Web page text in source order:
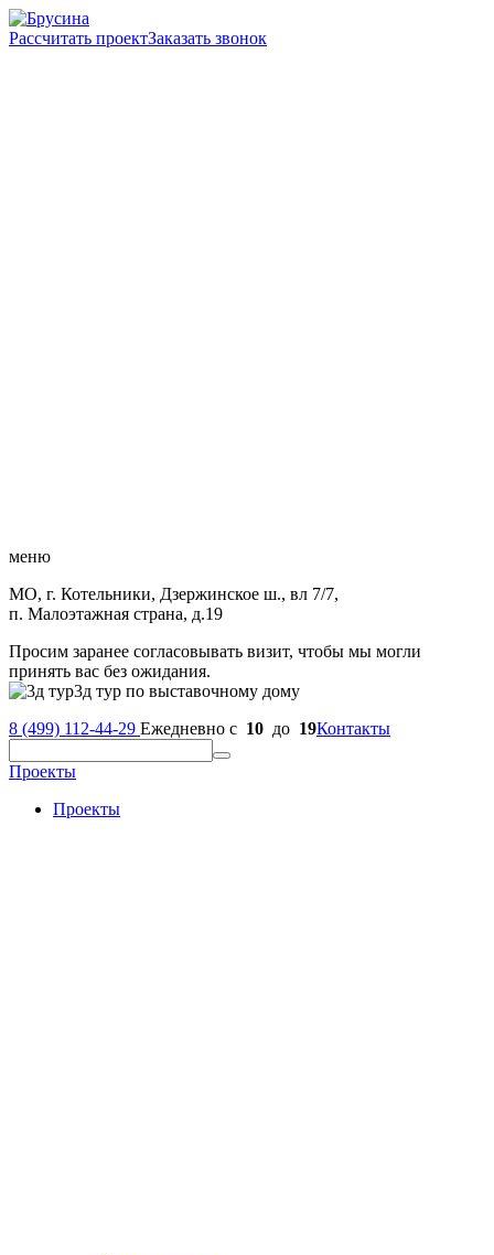
Рассчитать проектЗаказать звонок
меню
МО, г. Котельники, Дзержинское ш., вл 7/7,
п. Малоэтажная страна, д.19
Просим заранее согласовывать визит, чтобы мы могли
принять вас без ожидания.
3д тур по выставочному дому
8 (499) 112-44-29 Ежедневно с 10 до 19Контакты
Проекты
Проекты